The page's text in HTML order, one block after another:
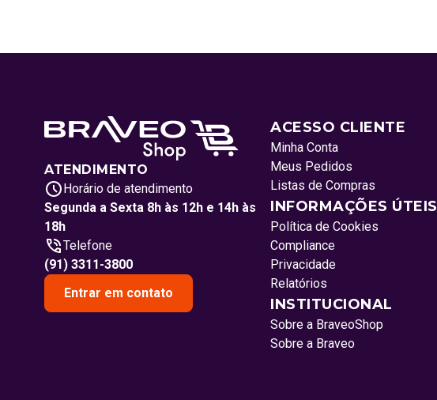
ATENDIMENTO
Horário de atendimento
Segunda a Sexta 8h às 12h e 14h às
18h
Telefone
(91) 3311-3800
Entrar em contato
ACESSO CLIENTE
Minha Conta
Meus Pedidos
Listas de Compras
INFORMAÇÕES ÚTEIS
Política de Cookies
Compliance
Privacidade
Relatórios
INSTITUCIONAL
Sobre a BraveoShop
Sobre a Braveo